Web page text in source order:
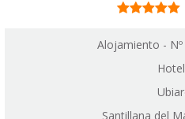
Alojamiento - Nº
Santillana del